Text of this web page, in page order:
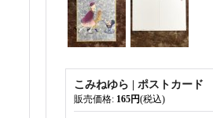
こみねゆら | ポストカード
販売価格: 165円(税込)